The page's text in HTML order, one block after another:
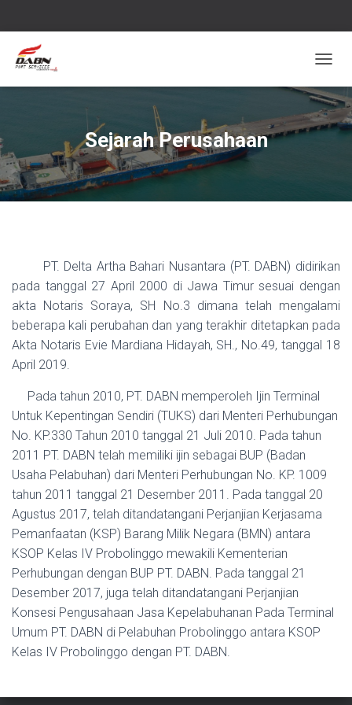
O
G
G
L
I
Sejarah Perusahaan
PT. Delta Artha Bahari Nusantara (PT. DABN) didirikan
pada tanggal 27 April 2000 di Jawa Timur sesuai dengan
akta Notaris Soraya, SH No.3 dimana telah mengalami
beberapa kali perubahan dan yang terakhir ditetapkan pada
Akta Notaris Evie Mardiana Hidayah, SH., No.49, tanggal 18
April 2019.
Pada tahun 2010, PT. DABN memperoleh Ijin Terminal
Untuk Kepentingan Sendiri (TUKS) dari Menteri Perhubungan
No. KP.330 Tahun 2010 tanggal 21 Juli 2010. Pada tahun
2011 PT. DABN telah memiliki ijin sebagai BUP (Badan
Usaha Pelabuhan) dari Menteri Perhubungan No. KP. 1009
tahun 2011 tanggal 21 Desember 2011. Pada tanggal 20
Agustus 2017, telah ditandatangani Perjanjian Kerjasama
Pemanfaatan (KSP) Barang Milik Negara (BMN) antara
KSOP Kelas IV Probolinggo mewakili Kementerian
Perhubungan dengan BUP PT. DABN. Pada tanggal 21
Desember 2017, juga telah ditandatangani Perjanjian
Konsesi Pengusahaan Jasa Kepelabuhanan Pada Terminal
Umum PT. DABN di Pelabuhan Probolinggo antara KSOP
Kelas IV Probolinggo dengan PT. DABN.